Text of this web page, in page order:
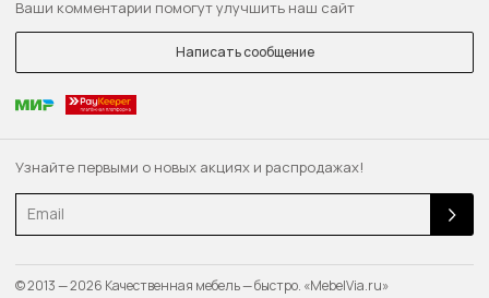
Узнайте первыми о новых акциях и распродажах!
Email
Ваши комментарии помогут улучшить наш сайт
Написать сообщение
© 2013 — 2026 Качественная мебель — быстро. «MebelVia.ru»